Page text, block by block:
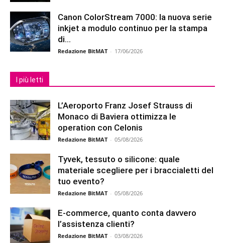
Canon ColorStream 7000: la nuova serie
inkjet a modulo continuo per la stampa
di...
Redazione BitMAT - 17/06/2026
I più letti
L’Aeroporto Franz Josef Strauss di
Monaco di Baviera ottimizza le
operation con Celonis
Redazione BitMAT - 05/08/2026
Tyvek, tessuto o silicone: quale
materiale scegliere per i braccialetti del
tuo evento?
Redazione BitMAT - 05/08/2026
E-commerce, quanto conta davvero
l’assistenza clienti?
Redazione BitMAT - 03/08/2026